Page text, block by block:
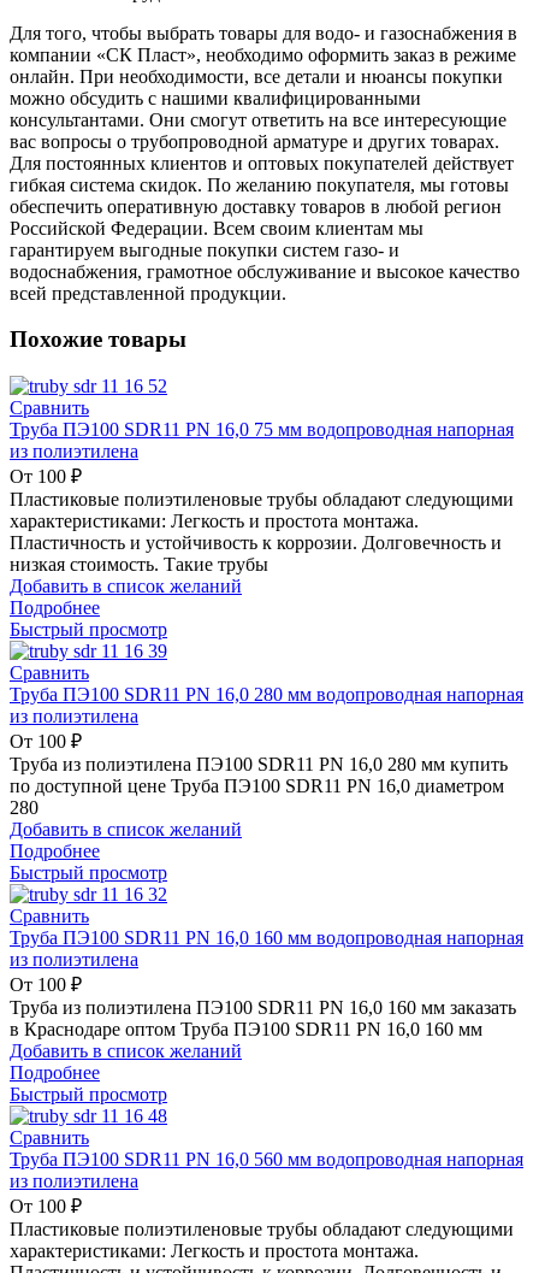
Для того, чтобы выбрать товары для водо- и газоснабжения в
компании «СК Пласт», необходимо оформить заказ в режиме
онлайн. При необходимости, все детали и нюансы покупки
можно обсудить с нашими квалифицированными
консультантами. Они смогут ответить на все интересующие
вас вопросы о трубопроводной арматуре и других товарах.
Для постоянных клиентов и оптовых покупателей действует
гибкая система скидок. По желанию покупателя, мы готовы
обеспечить оперативную доставку товаров в любой регион
Российской Федерации. Всем своим клиентам мы
гарантируем выгодные покупки систем газо- и
водоснабжения, грамотное обслуживание и высокое качество
всей представленной продукции.
Похожие товары
Сравнить
Труба ПЭ100 SDR11 PN 16,0 75 мм водопроводная напорная
из полиэтилена
От 100 ₽
Пластиковые полиэтиленовые трубы обладают следующими
характеристиками: Легкость и простота монтажа.
Пластичность и устойчивость к коррозии. Долговечность и
низкая стоимость. Такие трубы
Добавить в список желаний
Подробнее
Быстрый просмотр
Сравнить
Труба ПЭ100 SDR11 PN 16,0 280 мм водопроводная напорная
из полиэтилена
От 100 ₽
Труба из полиэтилена ПЭ100 SDR11 PN 16,0 280 мм купить
по доступной цене Труба ПЭ100 SDR11 PN 16,0 диаметром
280
Добавить в список желаний
Подробнее
Быстрый просмотр
Сравнить
Труба ПЭ100 SDR11 PN 16,0 160 мм водопроводная напорная
из полиэтилена
От 100 ₽
Труба из полиэтилена ПЭ100 SDR11 PN 16,0 160 мм заказать
в Краснодаре оптом Труба ПЭ100 SDR11 PN 16,0 160 мм
Добавить в список желаний
Подробнее
Быстрый просмотр
Сравнить
Труба ПЭ100 SDR11 PN 16,0 560 мм водопроводная напорная
из полиэтилена
От 100 ₽
Пластиковые полиэтиленовые трубы обладают следующими
характеристиками: Легкость и простота монтажа.